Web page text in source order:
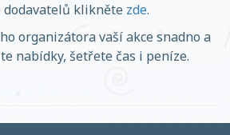
Založit účet
Založit účet
dodavatelů klikněte zde.
organizátora vaší akce snadno a
nabídky, šetřete čas i peníze.